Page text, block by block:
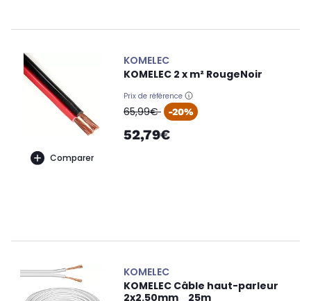
Comparer
KOMELEC
KOMELEC 2 x m² RougeNoir
Prix de référence
oldPrice
65,99€ -20%
52,79€
KOMELEC
KOMELEC Câble haut-parleur
2x2.50mm_ 25m